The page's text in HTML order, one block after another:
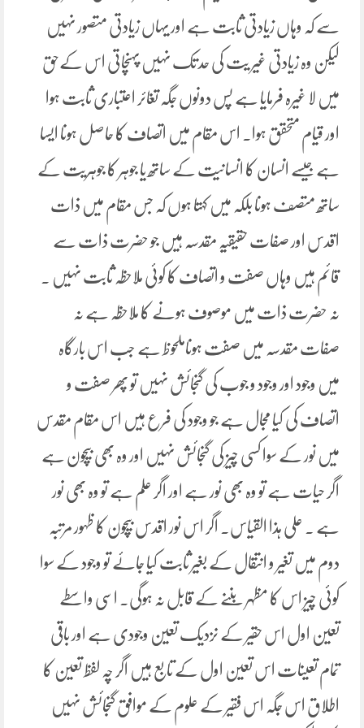
سے کہ وہاں زیادتی ثابت ہے اور یہاں زیادتی متصور نہیں
لیکن وہ زیادتی غیر یت کی حد تک نہیں پہنچاتی اس کےحق
میں لا غیرہ فرمایا ہے پس دونوں جگہ تغائر اعتباری ثابت ہوا
اور قیام متحقق ہوا۔ اس مقام میں اتصاف کا حاصل ہونا ایسا
ہے جیسے انسان کا انسانیت کے ساتھ یا جوہر کا جوہریت کے
ساتھ متصف ہونا بلکہ میں کہتا ہوں کہ جس مقام میں ذات
اقدس اور صفات حقیقیہ مقدسہ ہیں جو حضرت ذات سے
قائم ہیں وہاں صفت و اتصاف کا کوئی ملاحظہ ثابت نہیں ۔
نہ حضرت ذات میں موصوف ہونے کا ملاحظہ ہے نہ
صفات مقدسہ میں صفت ہوناملحوظ ہے جب اس بارگاہ
میں وجود اور وجود و جوب کی گنجائش نہیں تو پھر صفت و
اتصاف کی کیا مجال ہے جو وجود کی فرع ہیں اس مقام مقدس
میں نور کے سوا کسی چیز کی گنجائش نہیں اور وہ بھی بیچون ہے
اگر حیات ہے تو وہ بھی نور ہے اور اگر علم ہے تو وہ بھی نور
ہے ۔ علی ہذا القیاس۔ اگر اس نور اقدس بیچون کا ظہور مرتبہ
دوم میں تغیر و انتقال کے بغیر ثابت کیا جائے تو وجود کے سوا
کوئی چیز اس کا مظہر بننے کے قابل نہ ہوگی۔ اسی واسطے
تعین اول اس حقیر کے نزدیک تعین وجودی ہے اور باقی
تمام تعینات اس تعین اول کے تابع ہیں اگر چہ لفظ تعین کا
اطلاق اس جگہ اس فقیر کے علوم کے موافق گنجائش نہیں